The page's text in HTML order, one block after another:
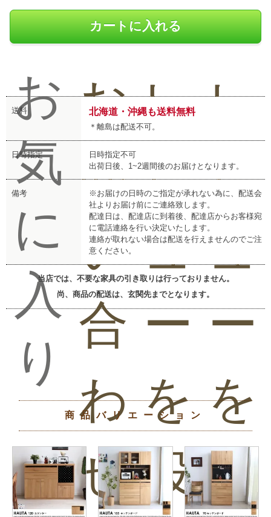
お
気
に
入
り
お
問
い
合
わ
せ
レ
ビ
ュ
ー
を
投
レ
ビ
ュ
ー
を
見
送料 北海道・沖縄も送料無料
＊離島は配送不可。
日時指定
日時指定不可
出荷日後、1~2週間後のお届けとなります。
備考
※お届けの日時のご指定が承れない為に、配送会
社よりお届け前にご連絡致します。
配達日は、配達店に到着後、配達店からお客様宛
に電話連絡を行い決定いたします。
連絡が取れない場合は配送を行えませんのでご注
意ください。
当店では、不要な家具の引き取りは行っておりません。
尚、商品の配送は、玄関先までとなります。
商品バリエーション